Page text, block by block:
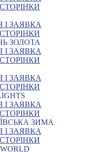
ЗАЯВКА
ЗОЛОТА
ЗАЯВКА
ЗАЯВКА
ЗАЯВКА
ЗИМА
ЗАЯВКА